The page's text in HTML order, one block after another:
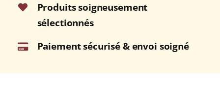
Produits soigneusement
sélectionnés
Paiement sécurisé & envoi soigné